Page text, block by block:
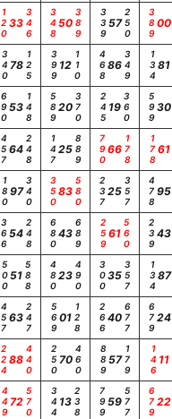
120 33 346 348 50 389 339 57250 389 00
340 78125 399 12 110 46886 349 134 81
69053 148 589 20 370 245 19 360 59930
457 64 248 147 25 889 79066 178 178 61
180 97340 350 83 580 237 25 357 478 95
36654 248 680 43 689 259 61 560 239 43
50051 588 480 23 490 30035 357 134 87
457 63 247 56901 128 26640 677 679 24
224 88 440 250 70460 889 57179 146 11
449 72570 344 13 238 79959 577 679 22